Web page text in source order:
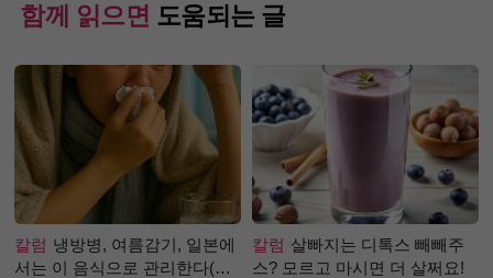
함께 읽으면 도움되는 글
칼럼 냉방병, 여름감기, 일본에
서는 이 음식으로 관리한다(생
칼럼 살빠지는 디톡스 빼빼주
스? 모르고 마시면 더 살쩌요!